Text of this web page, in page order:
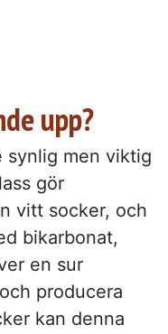
upp?
synlig men viktig
gör
vitt socker, och
bikarbonat,
en sur
producera
kan denna